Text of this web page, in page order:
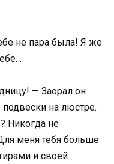
не пара была! Я же
— Заорал он
подвески на люстре.
Никогда не
меня тебя больше
и своей